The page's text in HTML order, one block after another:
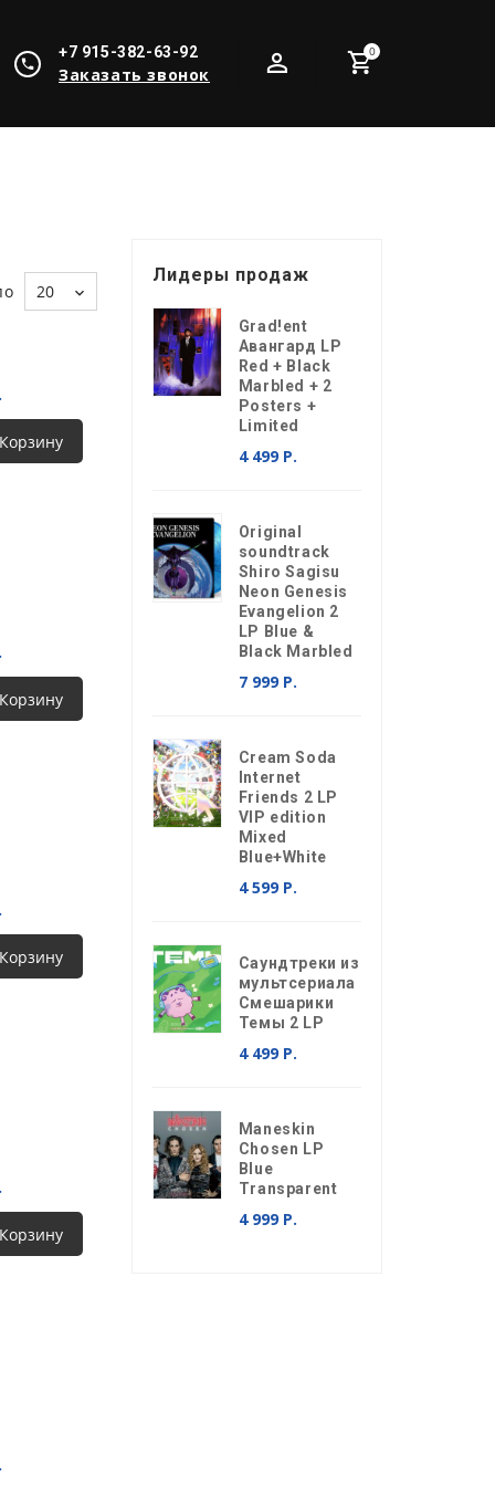
0
+7 915-382-63-92
Заказать звонок
20
Лидеры продаж
Grad!ent
Авангард LP
Red + Black
Marbled + 2
Posters +
Limited
4 499 Р.
Original
soundtrack
Shiro Sagisu
Neon Genesis
Evangelion 2
LP Blue &
Black Marbled
7 999 Р.
Cream Soda
Internet
Friends 2 LP
VIP edition
Mixed
Blue+White
4 599 Р.
Саундтреки из
мультсериала
Смешарики
Темы 2 LP
4 499 Р.
Maneskin
Chosen LP
Blue
Transparent
4 999 Р.